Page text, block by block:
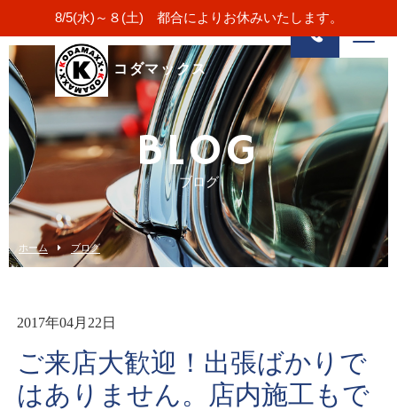
8/5(水)～８(土) 都合によりお休みいたします。
コダマックス
BLOG
ブログ
ホーム ブログ
2017年04月22日
ご来店大歓迎！出張ばかりで
はありません。店内施工もで